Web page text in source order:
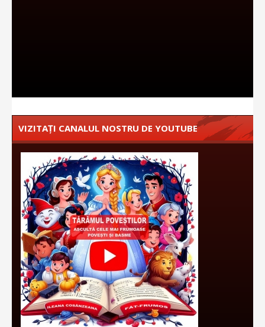
VIZITAȚI CANALUL NOSTRU DE YOUTUBE